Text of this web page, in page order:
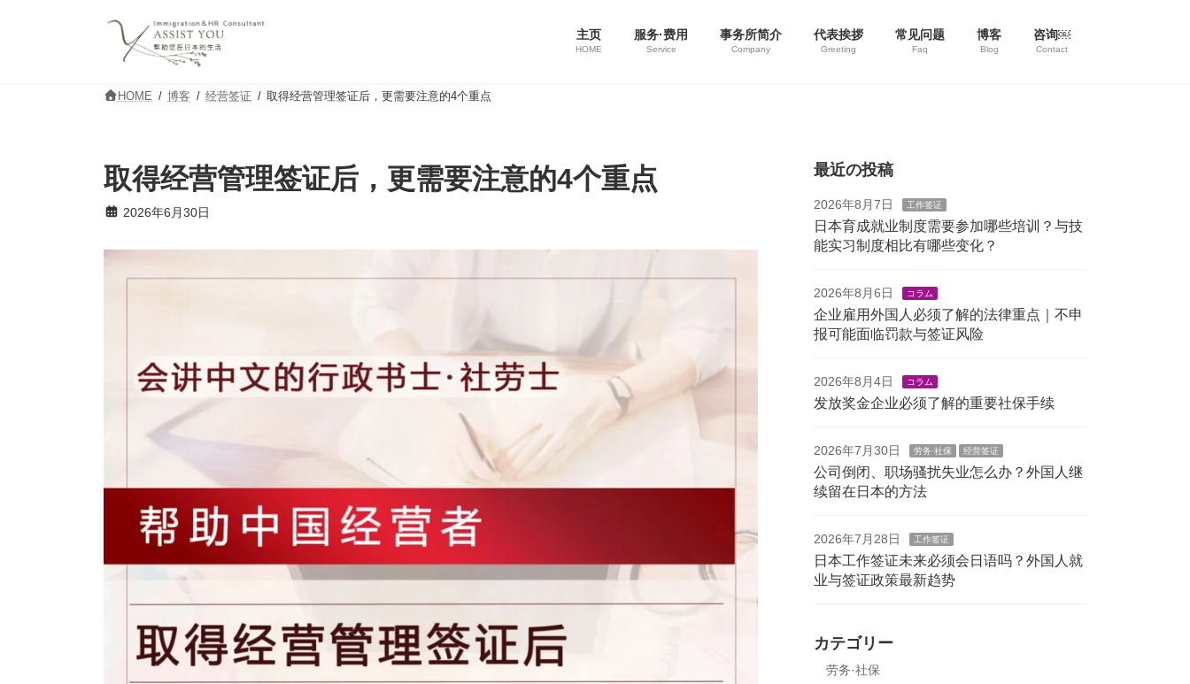
主页
HOME
服务·费用
Service
事务所简介
Company
代表挨拶
Greeting
常见问题
Faq
博客
Blog
咨询￼
Contact
HOME 博客 经营签证 取得经营管理签证后，更需要注意的4个重点
取得经营管理签证后，更需要注意的4个重点
2026年6月30日
最近の投稿
2026年8月7日 工作签证
日本育成就业制度需要参加哪些培训？与技
能实习制度相比有哪些变化？
2026年8月6日 コラム
企业雇用外国人必须了解的法律重点｜不申
报可能面临罚款与签证风险
2026年8月4日 コラム
发放奖金企业必须了解的重要社保手续
2026年7月30日 劳务·社保 经营签证
公司倒闭、职场骚扰失业怎么办？外国人继
续留在日本的方法
2026年7月28日 工作签证
日本工作签证未来必须会日语吗？外国人就
业与签证政策最新趋势
カテゴリー
劳务·社保